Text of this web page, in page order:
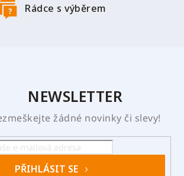
Rádce s výběrem
NEWSLETTER
žádné novinky či slevy!
PŘIHLÁSIT SE